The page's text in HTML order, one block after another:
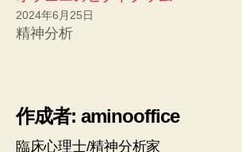
2024年6月25日
精神分析
作成者: aminooffice
臨床心理士/精神分析家